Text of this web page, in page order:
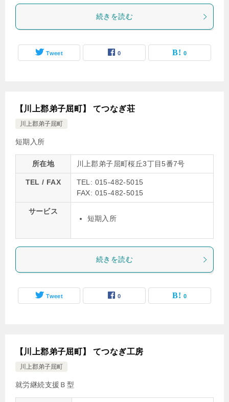
続きを読む
Tweet 0 0
【川上郡弟子屈町】 てつなぎ荘
川上郡弟子屈町
短期入所
所在地 川上郡弟子屈町桜丘3丁目5番7号
TEL / FAX
TEL: 015-482-5015
FAX: 015-482-5015
サービス
短期入所
続きを読む
Tweet 0 0
【川上郡弟子屈町】 てつなぎ工房
川上郡弟子屈町
就労継続支援Ｂ型